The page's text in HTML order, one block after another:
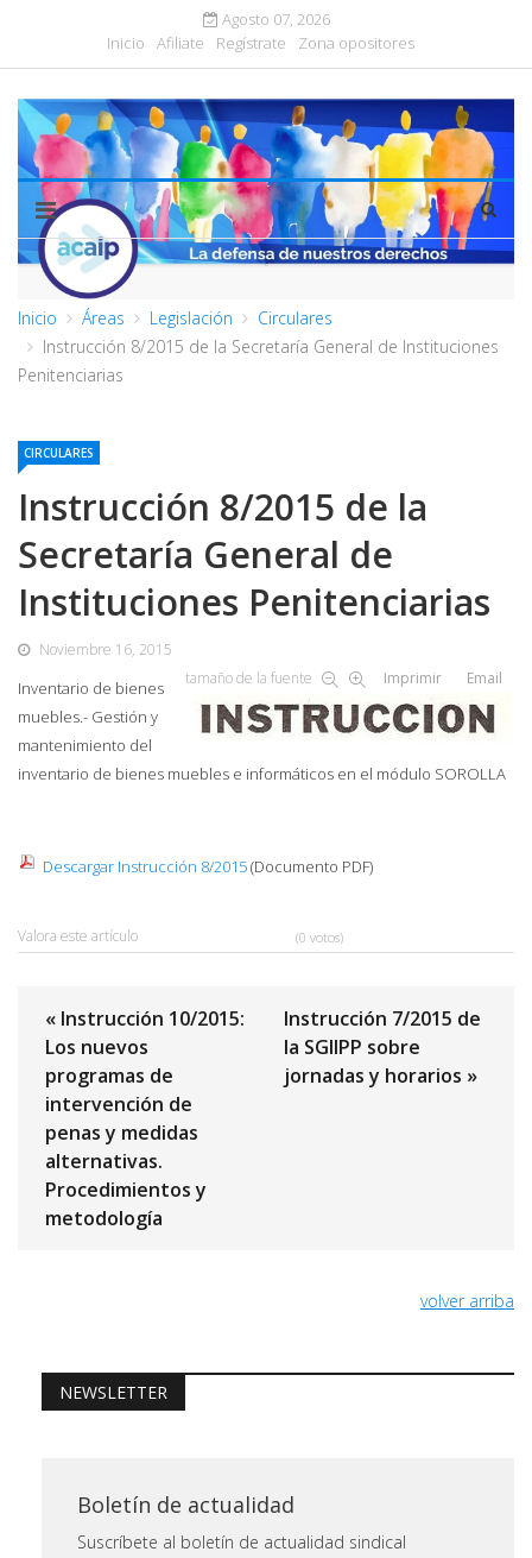
Agosto 07, 2026
Inicio
Afiliate Regístrate Zona opositores
Inicio Áreas Legislación
Circulares
Instrucción 8/2015 de la Secretaría General de Instituciones
Penitenciarias
CIRCULARES
Instrucción 8/2015 de la
Secretaría General de
Instituciones Penitenciarias
Noviembre 16, 2015
tamaño de la fuente
Imprimir Email
Inventario de bienes
muebles.- Gestión y
mantenimiento del
inventario de bienes muebles e informáticos en el módulo SOROLLA
Descargar Instrucción 8/2015(Documento PDF)
Valora este artículo (0 votos)
« Instrucción 10/2015:
Los nuevos
programas de
intervención de
penas y medidas
alternativas.
Procedimientos y
metodología
Instrucción 7/2015 de
la SGIIPP sobre
jornadas y horarios »
volver arriba
NEWSLETTER
Boletín de actualidad
Suscríbete al boletín de actualidad sindical